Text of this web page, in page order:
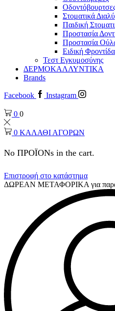
Στοματικά
Παιδική
Προστασία
Προστασία
Ειδική Φροντίδα
Τεστ Εγκυμοσύνης
ΔΕΡΜΟΚΑΛΛΥΝΤΙΚΑ
Brands
Facebook Instagram
0 0
0 ΚΑΛΑΘΙ ΑΓΟΡΩΝ
No ΠΡΟΪΟΝs in the cart.
Επιστροφή στο κατάστημα
ΔΩΡΕΑΝ ΜΕΤΑΦΟΡΙΚΑ για